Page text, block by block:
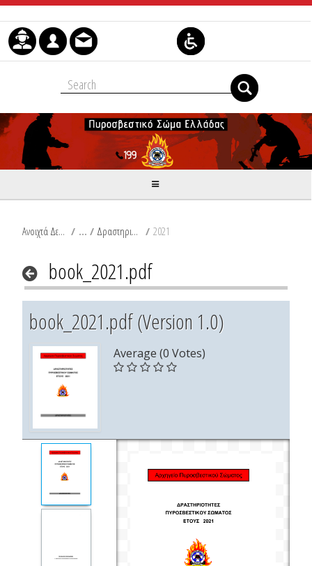
Skip to Content
Ανοιχτά Δεδομένα / Δραστηριότητες Π.Σ. / 2021
book_2021.pdf
book_2021.pdf (Version 1.0)
Average (0 Votes)